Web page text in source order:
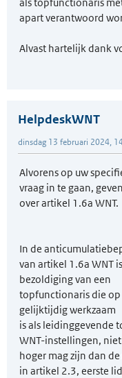
apart verantwoord
Alvast hartelijk dank
HelpdeskWNT
dinsdag 13 februari 2024,
Alvorens op uw
vraag in te gaan,
over artikel 1.6a WNT.
In de
van artikel 1.6a WNT
bezoldiging van een
topfunctionaris die op
gelijktijdig werkzaam
is als leidinggevende
WNT-instellingen, niet
hoger mag zijn dan
in artikel 2.3, eerste